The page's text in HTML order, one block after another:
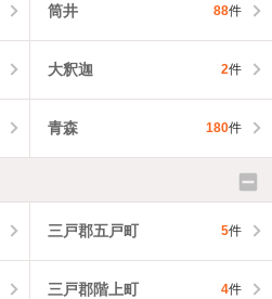
筒井 88件
大釈迦 2件
青森 180件
三戸郡五戸町 5件
三戸郡階上町 4件